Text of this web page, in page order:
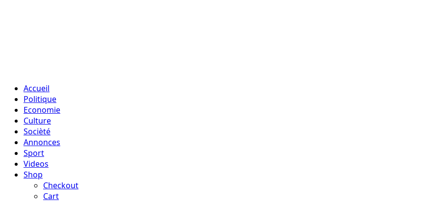
Accueil
Politique
Economie
Culture
Socièté
Annonces
Sport
Videos
Shop
Checkout
Cart